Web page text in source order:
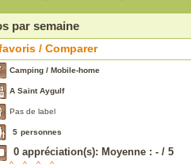
par semaine
/ Comparer
Camping / Mobile-home
A Saint Aygulf
Pas de label
5 personnes
0 appréciation(s): Moyenne : - / 5